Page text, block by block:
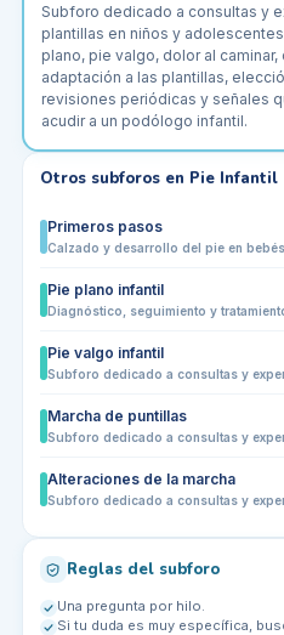
Subforo dedicado a consultas y
plantillas en niños y
plano, pie valgo, dolor al
adaptación a las plantillas,
revisiones periódicas y señales
acudir a un podólogo infantil.
Otros subforos en Pie Infantil
Primeros pasos
Pie plano infantil
Diagnóstico, seguimiento y
Pie valgo infantil
Marcha de puntillas
Alteraciones de la marcha
Reglas del subforo
Una pregunta por hilo.
Si tu duda es muy específica,